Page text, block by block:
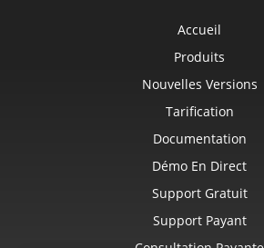
Accueil
Produits
Nouvelles Versions
Tarification
Documentation
Démo En Direct
Support Gratuit
Support Payant